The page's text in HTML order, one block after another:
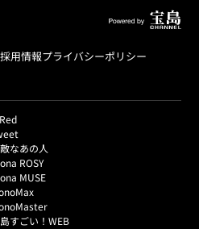
採用情報プライバシーポリシー
なあの人
ROSY
MUSE
すごい！WEB